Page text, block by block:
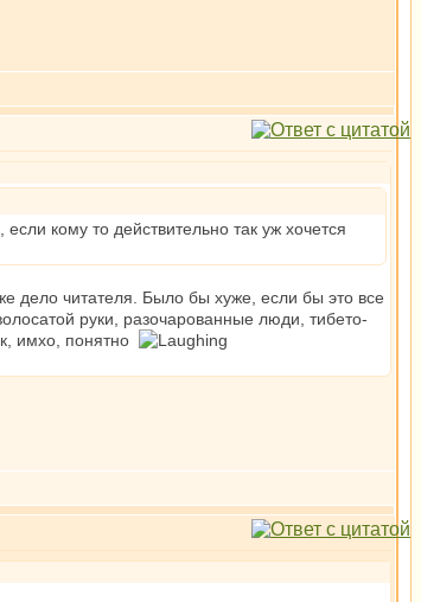
кому то действительно так уж хочется
дело читателя. Было бы хуже, если бы это все
руки, разочарованные люди, тибето-
имхо, понятно